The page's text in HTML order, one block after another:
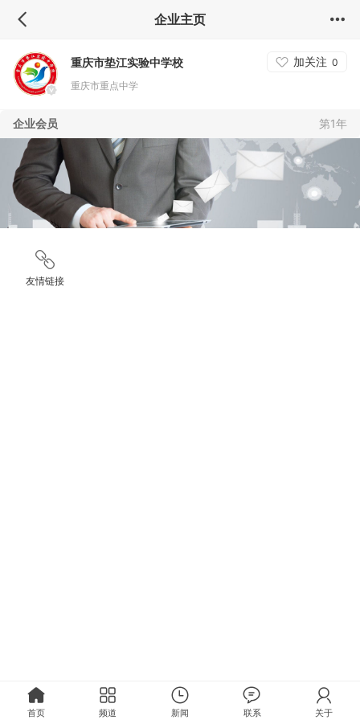
企业主页
重庆市垫江实验中学校 加关注 0
重庆市重点中学
企业会员 第1年
友情链接
首页 频道 新闻 联系 关于